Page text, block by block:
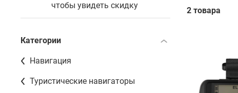
чтобы увидеть скидку
Категории
Навигация
Туристические навигаторы
2 товара